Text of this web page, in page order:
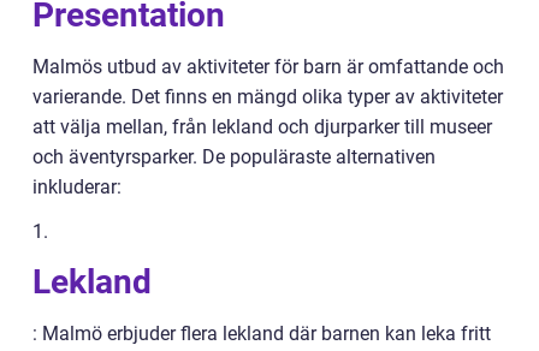
Presentation
Malmös utbud av aktiviteter för barn är omfattande och
varierande. Det finns en mängd olika typer av aktiviteter
att välja mellan, från lekland och djurparker till museer
och äventyrsparker. De populäraste alternativen
inkluderar:
1.
Lekland
: Malmö erbjuder flera lekland där barnen kan leka fritt